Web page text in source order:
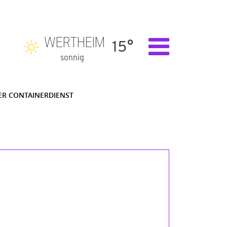
WERTHEIM
sonnig
15°
CONTAINERDIENST